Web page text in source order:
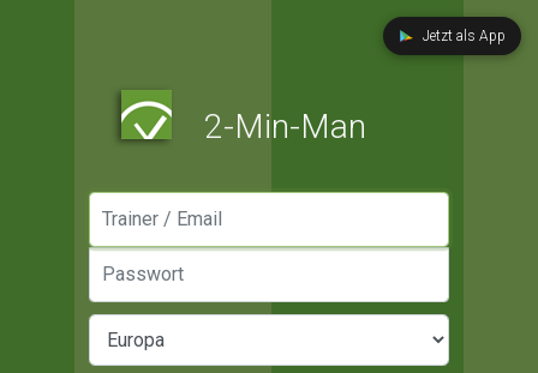
Jetzt als App
2-Min-Man